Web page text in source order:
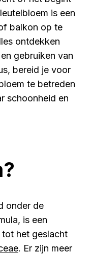
is een
balkon op te
ontdekken
gebruiken van
bereid je voor
te betreden
schoonheid en
onder de
is een
het geslacht
. Er zijn meer